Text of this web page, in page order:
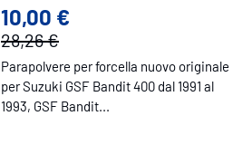
10,00 €
28,26 €
Parapolvere per forcella nuovo originale
per Suzuki GSF Bandit 400 dal 1991 al
1993, GSF Bandit...